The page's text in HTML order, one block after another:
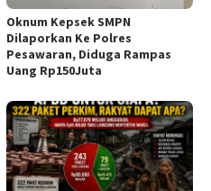
Oknum Kepsek SMPN
Dilaporkan Ke Polres
Pesawaran, Diduga Rampas
Uang Rp150Juta